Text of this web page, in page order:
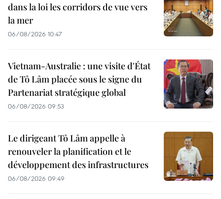
dans la loi les corridors de vue vers
la mer
06/08/2026 10:47
Vietnam-Australie : une visite d'État
de Tô Lâm placée sous le signe du
Partenariat stratégique global
06/08/2026 09:53
Le dirigeant Tô Lâm appelle à
renouveler la planification et le
développement des infrastructures
06/08/2026 09:49